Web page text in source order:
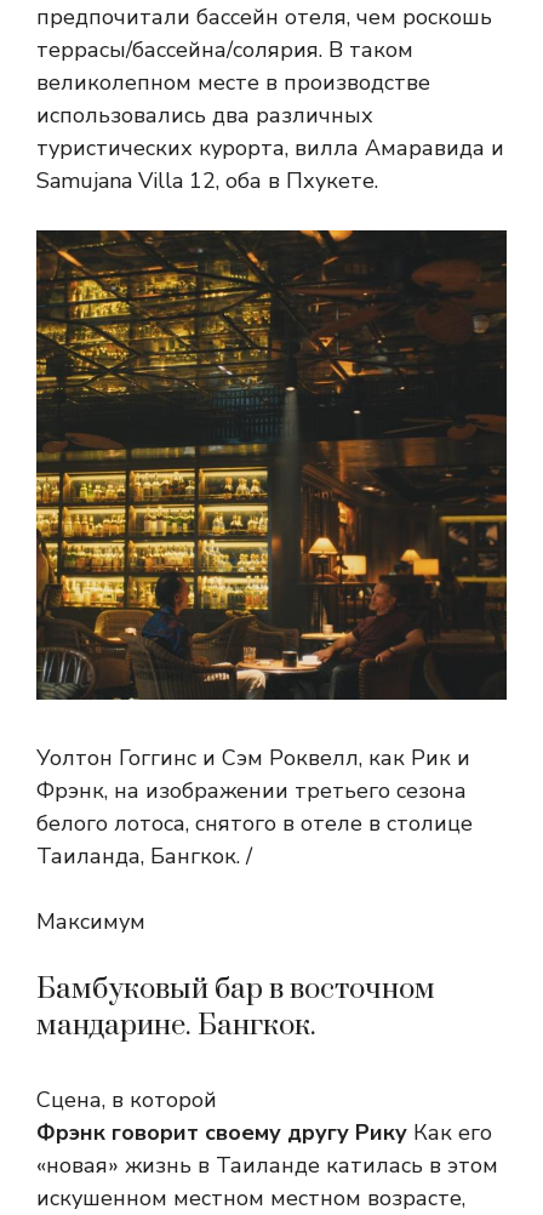
предпочитали бассейн отеля, чем роскошь
террасы/бассейна/солярия. В таком
великолепном месте в производстве
использовались два различных
туристических курорта, вилла Амаравида и
Samujana Villa 12, оба в Пхукете.
Уолтон Гоггинс и Сэм Роквелл, как Рик и
Фрэнк, на изображении третьего сезона
белого лотоса, снятого в отеле в столице
Таиланда, Бангкок. /
Максимум
Бамбуковый бар в восточном
мандарине. Бангкок.
Сцена, в которой
Фрэнк говорит своему другу Рику Как его
«новая» жизнь в Таиланде катилась в этом
искушенном местном местном возрасте,